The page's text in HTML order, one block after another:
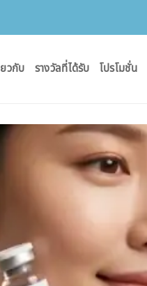
วกับ รางวัลที่ได้รับ โปรโมชั่น